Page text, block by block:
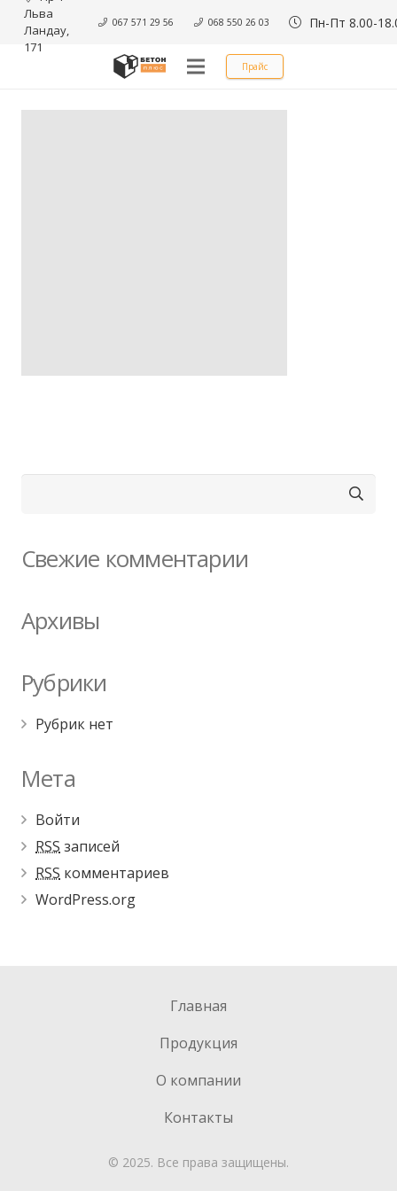
Льва
Ландау,
171
067 571 29 56 068 550 26 03 Пн-Пт 8.00-
Прайс
Свежие комментарии
Архивы
Рубрики
Рубрик нет
Мета
Войти
RSS записей
RSS комментариев
WordPress.org
Главная
Продукция
О компании
Контакты
© 2025. Все права защищены.